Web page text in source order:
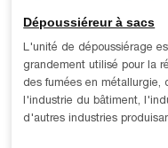
Dépoussiéreur à sacs
L'unité de dépoussiérage
grandement utilisé pour la
des fumées en métallurgie,
l'industrie du bâtiment,
d'autres industries